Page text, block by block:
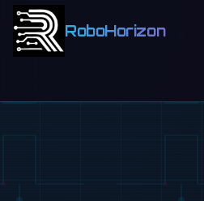
RoboHorizon